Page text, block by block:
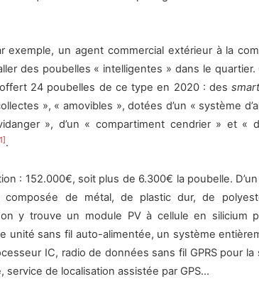
exemple, un agent commercial extérieur à la
des poubelles « intelligentes » dans le quartier.
offert 24 poubelles de ce type en 2020 : des
», « amovibles », dotées d’un « système
», d’un « compartiment cendrier » et «
.
: 152.000€, soit plus de 6.300€ la poubelle.
composée de métal, de plastic dur, de
on y trouve un module PV à cellule en silicium
unité sans fil auto-alimentée, un système
IC, radio de données sans fil GPRS pour la
service de localisation assistée par GPS…